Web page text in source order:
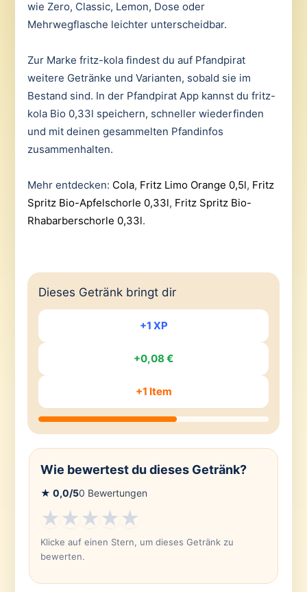
wie Zero, Classic, Lemon, Dose oder
Mehrwegflasche leichter unterscheidbar.
Zur Marke fritz-kola findest du auf Pfandpirat
weitere Getränke und Varianten, sobald sie im
Bestand sind. In der Pfandpirat App kannst du fritz-
kola Bio 0,33l speichern, schneller wiederfinden
und mit deinen gesammelten Pfandinfos
zusammenhalten.
Mehr entdecken: Cola, Fritz Limo Orange 0,5l, Fritz
Spritz Bio-Apfelschorle 0,33l, Fritz Spritz Bio-
Rhabarberschorle 0,33l.
Dieses Getränk bringt dir
+1 XP
+0,08 €
+1 Item
Wie bewertest du dieses Getränk?
★ 0,0/50 Bewertungen
★★★★★
Klicke auf einen Stern, um dieses Getränk zu
bewerten.